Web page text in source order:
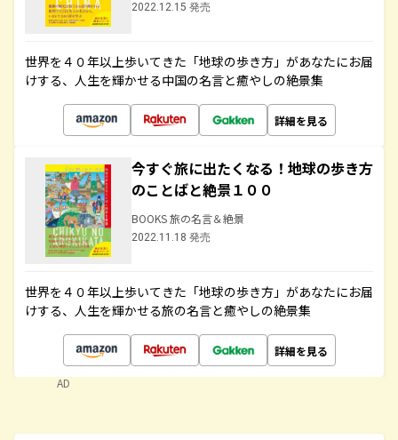
2022.12.15 発売
世界を４０年以上歩いてきた「地球の歩き方」があなたにお届
けする、人生を輝かせる中国の名言と癒やしの絶景集
詳細を見る
今すぐ旅に出たくなる！地球の歩き方
のことばと絶景１００
BOOKS 旅の名言＆絶景
2022.11.18 発売
世界を４０年以上歩いてきた「地球の歩き方」があなたにお届
けする、人生を輝かせる旅の名言と癒やしの絶景集
詳細を見る
AD